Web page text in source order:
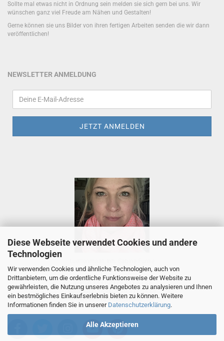
Diese Webseite verwendet Cookies und andere
Technologien
Wir verwenden Cookies und ähnliche Technologien, auch von
Drittanbietern, um die ordentliche Funktionsweise der Website zu
gewährleisten, die Nutzung unseres Angebotes zu analysieren und Ihnen
ein bestmögliches Einkaufserlebnis bieten zu können. Weitere
Informationen finden Sie in unserer Datenschutzerklärung.
Alle Akzeptieren
Sollte mal etwas nicht in Ordnung sein melden sie sich gern bei uns. Wir
wünschen ganz viel Freude am Nähen und Gestalten!
Gerne können sie uns Bilder von ihren fertigen Arbeiten senden die wir dann
veröffentlichen!
NEWSLETTER ANMELDUNG
Tietjenstr. 2, 26655 Westerstede
Telefon +49 (0)179 111 54 88
Whatsapp +49 (0)179 111 54 88
E-Mailinfo (at) luettenmaat.de